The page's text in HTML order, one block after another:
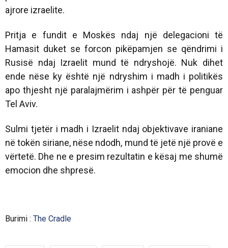
ajrore izraelite.
Pritja e fundit e Moskës ndaj një delegacioni të
Hamasit duket se forcon pikëpamjen se qëndrimi i
Rusisë ndaj Izraelit mund të ndryshojë. Nuk dihet
ende nëse ky është një ndryshim i madh i politikës
apo thjesht një paralajmërim i ashpër për të penguar
Tel Aviv.
Sulmi tjetër i madh i Izraelit ndaj objektivave iraniane
në tokën siriane, nëse ndodh, mund të jetë një provë e
vërtetë. Dhe ne e presim rezultatin e kësaj me shumë
emocion dhe shpresë.
Burimi : The Cradle